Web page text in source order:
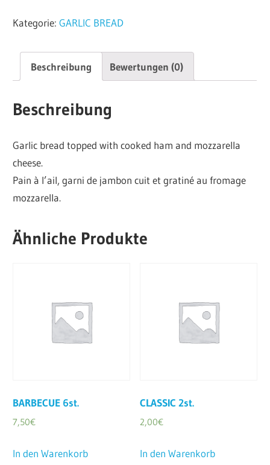
Menge
Kategorie:GARLIC BREAD
Beschreibung Bewertungen (0)
Beschreibung
Garlic bread topped with cooked ham and mozzarella
cheese.
Pain à l’ail, garni de jambon cuit et gratiné au fromage
mozzarella.
Ähnliche Produkte
BARBECUE 6st.
7,50€
In den Warenkorb
CLASSIC 2st.
2,00€
In den Warenkorb